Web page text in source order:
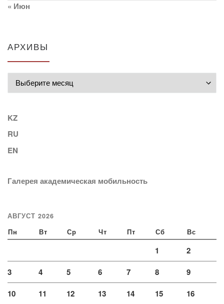
« Июн
АРХИВЫ
KZ
RU
EN
Галерея академическая мобильность
АВГУСТ 2026
Пн Вт Ср Чт Пт Сб Вс
1
2
3
4 5 6 7 8
9
10
11 12 13 14 15 16